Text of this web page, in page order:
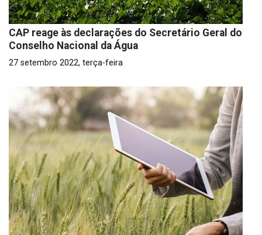
CAP reage às declarações do Secretário Geral do
Conselho Nacional da Água
27 setembro 2022, terça-feira